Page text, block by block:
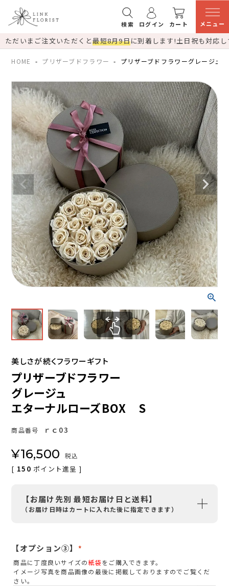
検索 ログイン カート メニュー
ただいまご注文いただくと最短8月9日に到着します!土日祝も対応
HOME プリザーブドフラワー プリザーブドフラワーグレージュ
美しさが続くフラワーギフト
プリザーブドフラワー
グレージュ
エターナルローズBOX S
商品番号 ｒｃ03
¥16,500 税込
[ 150 ポイント進呈 ]
【お届け先別 最短お届け日と送料】
（お届け日時はカートに入れた後に指定できます）
【オプション③】
(
必
商品に丁度良いサイズの紙袋をご購入できます。
イメージ写真を商品画像の最後に掲載しておりますのでご覧くだ
さい。